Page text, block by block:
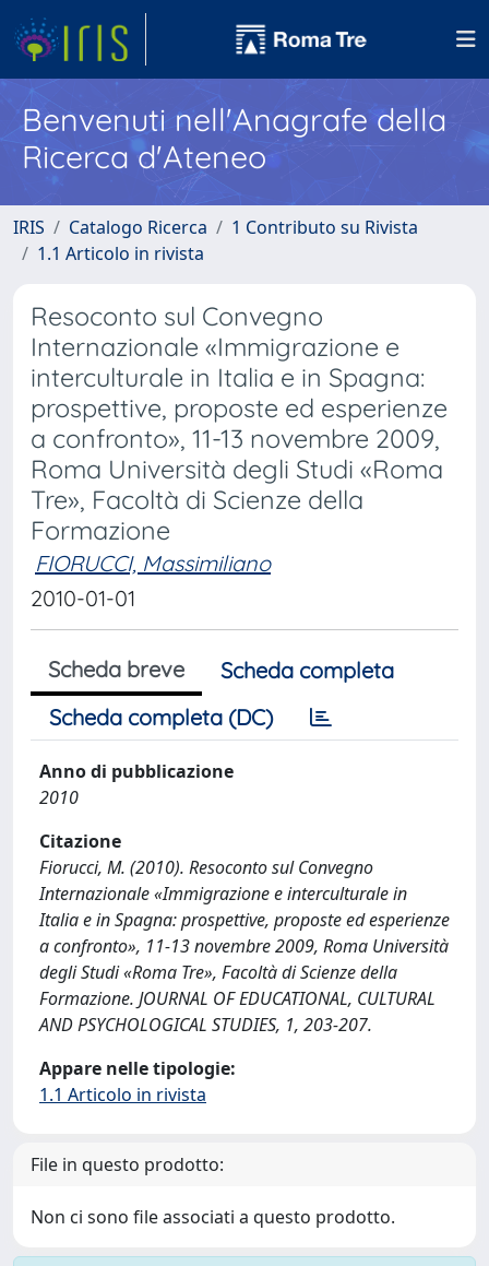
Benvenuti nell'Anagrafe della
Ricerca d'Ateneo
IRIS Catalogo Ricerca
1 Contributo su Rivista
1.1 Articolo in rivista
Resoconto sul Convegno
Internazionale «Immigrazione e
interculturale in Italia e in Spagna:
prospettive, proposte ed esperienze
a confronto», 11-13 novembre 2009,
Roma Università degli Studi «Roma
Tre», Facoltà di Scienze della
Formazione
FIORUCCI, Massimiliano
2010-01-01
Scheda breve
Scheda completa
Scheda completa (DC)
Anno di pubblicazione
2010
Citazione
Fiorucci, M. (2010). Resoconto sul Convegno
Internazionale «Immigrazione e interculturale in
Italia e in Spagna: prospettive, proposte ed esperienze
a confronto», 11-13 novembre 2009, Roma Università
degli Studi «Roma Tre», Facoltà di Scienze della
Formazione. JOURNAL OF EDUCATIONAL, CULTURAL
AND PSYCHOLOGICAL STUDIES, 1, 203-207.
Appare nelle tipologie:
1.1 Articolo in rivista
File in questo prodotto:
Non ci sono file associati a questo prodotto.